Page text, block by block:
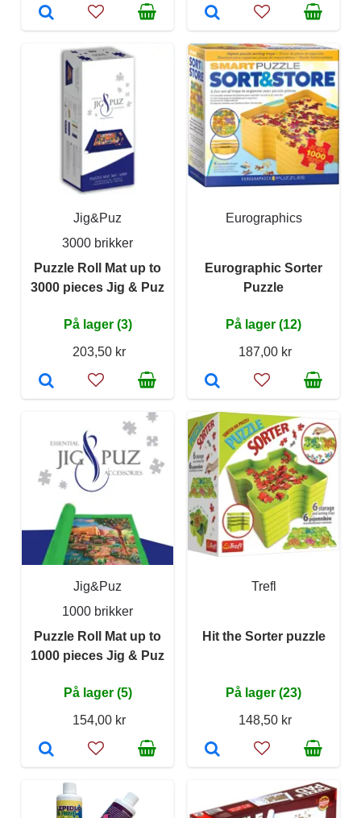
Jig&Puz
3000 brikker
Puzzle Roll Mat up to
3000 pieces Jig & Puz
På lager (3)
203,50 kr
Eurographics
Eurographic Sorter
Puzzle
På lager (12)
187,00 kr
Jig&Puz
1000 brikker
Puzzle Roll Mat up to
1000 pieces Jig & Puz
På lager (5)
154,00 kr
Trefl
Hit the Sorter puzzle
På lager (23)
148,50 kr